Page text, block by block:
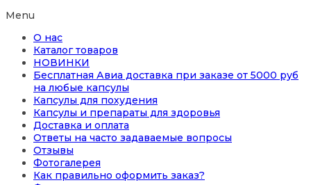
Menu
О нас
Каталог товаров
НОВИНКИ
Бесплатная Авиа доставка при заказе от 5000 руб
на любые капсулы
Капсулы для похудения
Капсулы и препараты для здоровья
Доставка и оплата
Ответы на часто задаваемые вопросы
Отзывы
Фотогалерея
Как правильно оформить заказ?